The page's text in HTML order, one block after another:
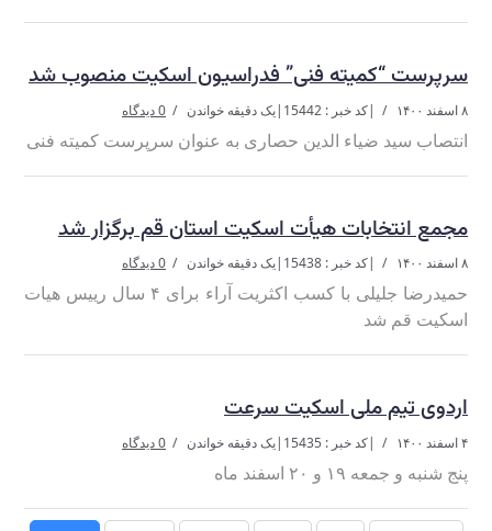
سرپرست “کمیته فنی” فدراسیون اسکیت منصوب شد
کد خبر : 15442 |یک دقیقه خواندن
انتصاب سید ضیاء الدین حصاری به عنوان سرپرست کمیته فنی
مجمع انتخابات هیأت اسکیت استان قم برگزار شد
کد خبر : 15438 |یک دقیقه خواندن
حمیدرضا جلیلی با کسب اکثریت آراء برای ۴ سال رییس هیات
اسکیت قم شد
اردوی تیم ملی اسکیت سرعت
کد خبر : 15435 |یک دقیقه خواندن
پنج شنبه و جمعه ۱۹ و ۲۰ اسفند ماه